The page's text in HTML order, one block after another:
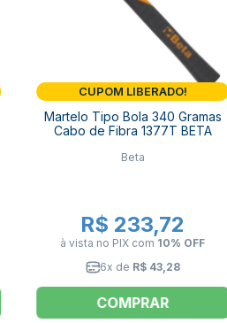
CUPOM LIBERADO!
Martelo Tipo Bola 340 Gramas
Cabo de Fibra 1377T BETA
Beta
R$ 233,72
à vista no PIX com 10% OFF
6x de R$ 43,28
COMPRAR